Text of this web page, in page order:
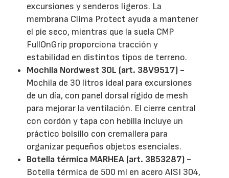
excursiones y senderos ligeros. La
membrana Clima Protect ayuda a mantener
el pie seco, mientras que la suela CMP
FullOnGrip proporciona tracción y
estabilidad en distintos tipos de terreno.
Mochila Nordwest 30L (art. 38V9517) -
Mochila de 30 litros ideal para excursiones
de un día, con panel dorsal rígido de mesh
para mejorar la ventilación. El cierre central
con cordón y tapa con hebilla incluye un
práctico bolsillo con cremallera para
organizar pequeños objetos esenciales.
Botella térmica MARHEA (art. 3B53287) -
Botella térmica de 500 ml en acero AISI 304,